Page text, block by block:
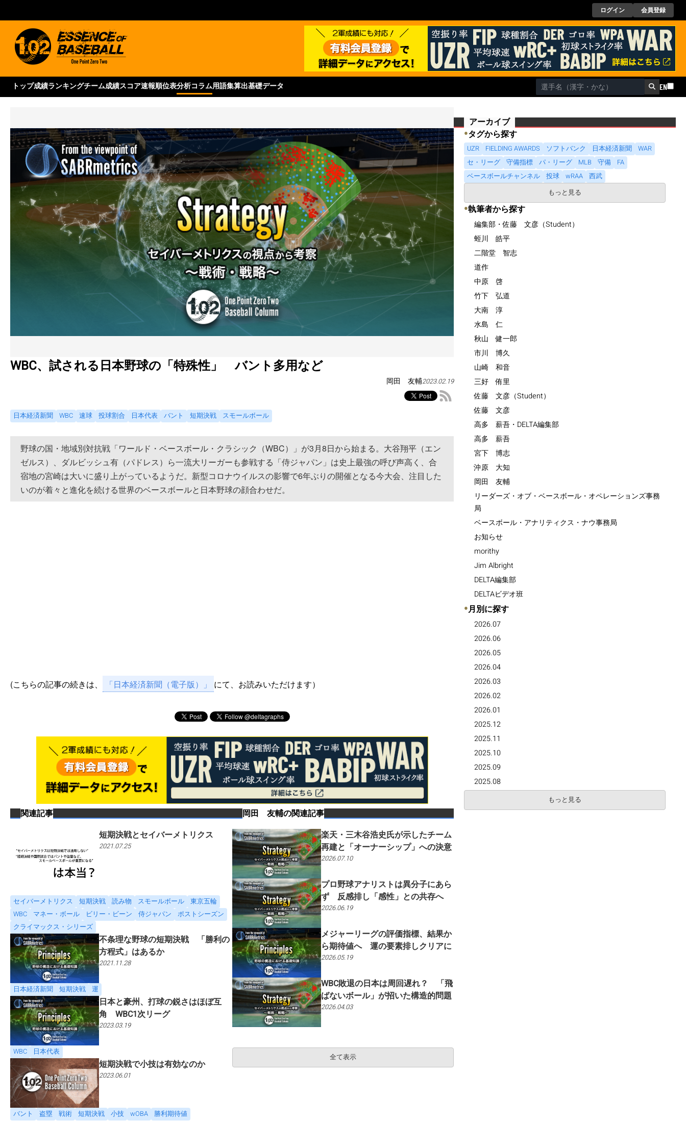
ログイン 会員登録
トップ成績ランキングチーム成績スコア速報順位表分析コラム用語集算出基礎データ EN
WBC、試される日本野球の「特殊性」 バント多用など
岡田 友輔2023.02.19
日本経済新聞 WBC 速球 投球割合 日本代表 バント 短期決戦 スモールボール
野球の国・地域別対抗戦「ワールド・ベースボール・クラシック（WBC）」が3月8日から始まる。大谷翔平（エン
ゼルス）、ダルビッシュ有（パドレス）ら一流大リーガーも参戦する「侍ジャパン」は史上最強の呼び声高く、合
宿地の宮崎は大いに盛り上がっているようだ。新型コロナウイルスの影響で6年ぶりの開催となる今大会、注目した
いのが着々と進化を続ける世界のベースボールと日本野球の顔合わせだ。
(こちらの記事の続きは、 「日本経済新聞（電子版）」 にて、お読みいただけます）
関連記事
短期決戦とセイバーメトリクス
2021.07.25
セイバーメトリクス 短期決戦 読み物 スモールボール
東京五輪
WBC
マネー・ボール ビリー・ビーン 侍ジャパン
ポストシーズン
クライマックス・シリーズ
不条理な野球の短期決戦 「勝利の
方程式」はあるか
2021.11.28
日本経済新聞 短期決戦 運
日本と豪州、打球の鋭さはほぼ互
角 WBC1次リーグ
2023.03.19
WBC 日本代表
短期決戦で小技は有効なのか
2023.06.01
バント 盗塁 戦術 短期決戦 小技 wOBA 勝利期待値
岡田 友輔の関連記事
楽天・三木谷浩史氏が示したチーム
再建と「オーナーシップ」への決意
2026.07.10
プロ野球アナリストは異分子にあら
ず 反感排し「感性」との共存へ
2026.06.19
メジャーリーグの評価指標、結果か
ら期待値へ 運の要素排しクリアに
2026.05.19
WBC敗退の日本は周回遅れ？ 「飛
ばないボール」が招いた構造的問題
2026.04.03
全て表示
アーカイブ
●タグから探す
UZR FIELDING AWARDS ソフトバンク 日本経済新聞
WAR
セ・リーグ
守備指標 パ・リーグ MLB 守備
FA
ベースボールチャンネル
投球 wRAA
西武
もっと見る
●執筆者から探す
編集部・佐藤 文彦（Student）
蛭川 皓平
二階堂 智志
道作
中原 啓
竹下 弘道
大南 淳
水島 仁
秋山 健一郎
市川 博久
山崎 和音
三好 侑里
佐藤 文彦（Student）
佐藤 文彦
高多 薪吾・DELTA編集部
高多 薪吾
宮下 博志
沖原 大知
岡田 友輔
リーダーズ・オブ・ベースボール・オペレーションズ事務
局
ベースボール・アナリティクス・ナウ事務局
お知らせ
morithy
Jim Albright
DELTA編集部
DELTAビデオ班
●月別に探す
2026.07
2026.06
2026.05
2026.04
2026.03
2026.02
2026.01
2025.12
2025.11
2025.10
2025.09
2025.08
もっと見る